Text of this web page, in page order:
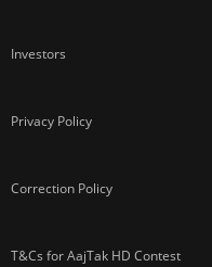
Investors
Privacy Policy
Correction Policy
T&Cs for AajTak HD Contest